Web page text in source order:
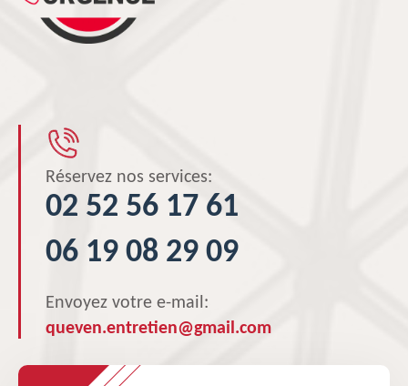
Réservez nos services:
02 52 56 17 61
06 19 08 29 09
Envoyez votre e-mail:
queven.entretien@gmail.com